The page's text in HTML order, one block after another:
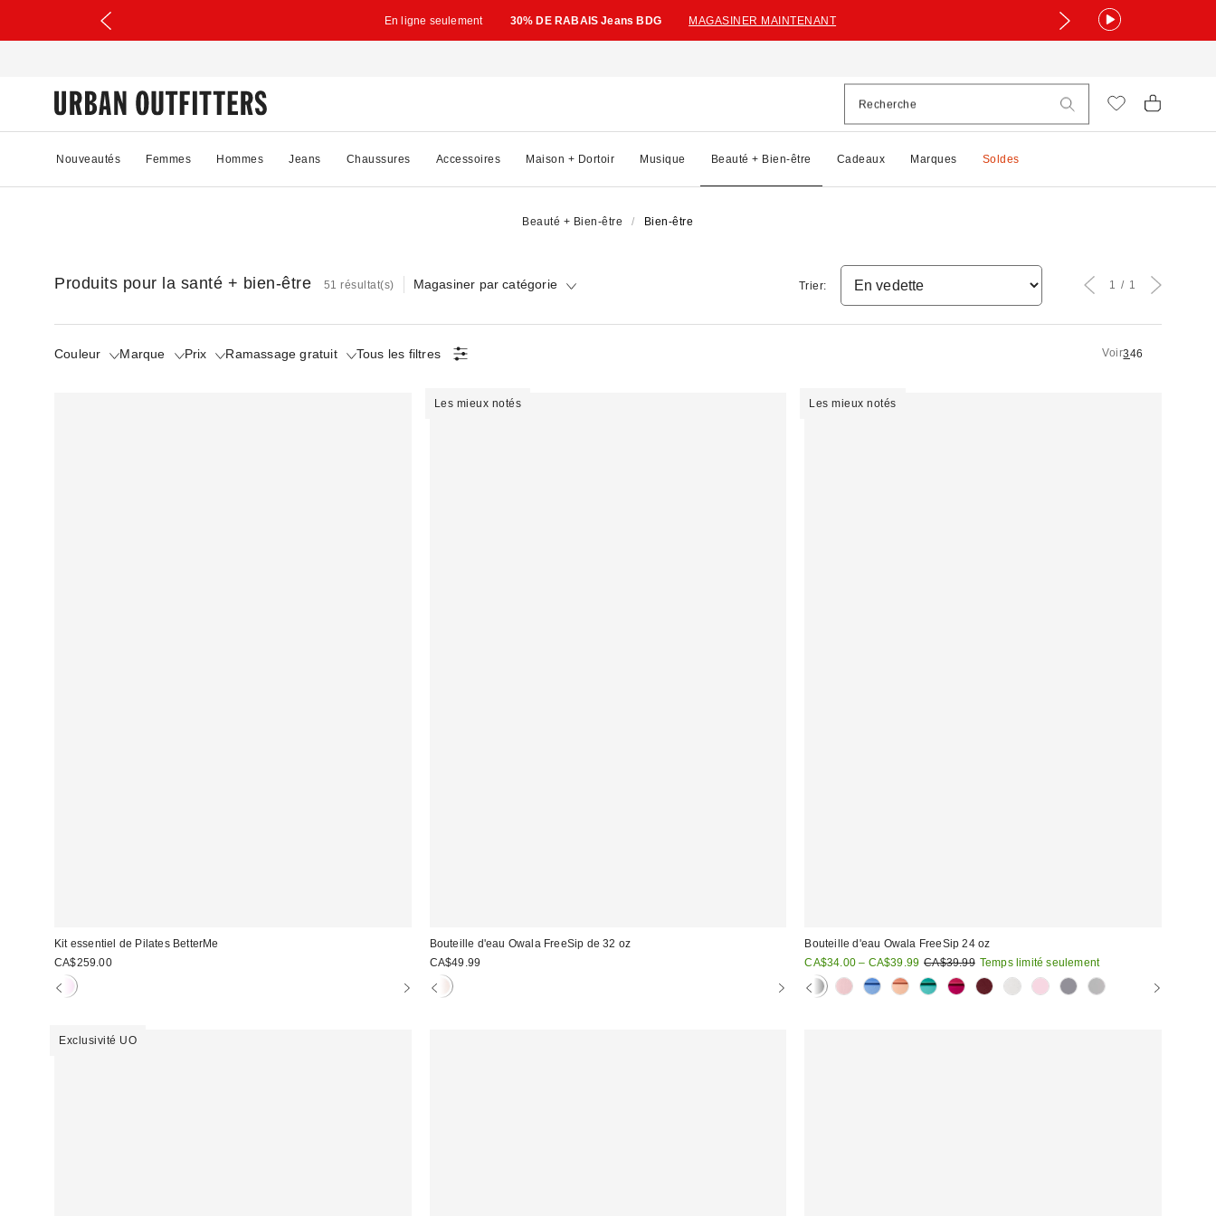
En ligne seulement 30% DE RABAIS Jeans BDG MAGASINER MAINTENANT
Nouveautés Femmes Hommes Jeans Chaussures Accessoires Maison + Dortoir Musique Beauté + Bien-être Cadeaux Marques Soldes
Beauté + Bien-être Bien-être
Produits pour la santé + bien-être 51 résultat(s) Magasiner par catégorie
Couleur Marque Prix Ramassage gratuit Tous les filtres Voir346
Trier: 1 1
Kit essentiel de Pilates BetterMe
CA$259.00
Les mieux notés
Bouteille d'eau Owala FreeSip de 32 oz
CA$49.99
Les mieux notés
Bouteille d'eau Owala FreeSip 24 oz
Prix
soldé
:
CA$34.00 – CA$39.99 Prix
courant
:
CA$39.99 Temps limité seulement
Exclusivité UO